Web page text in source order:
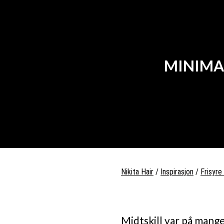
Nikita Hair / Inspirasjon /
Midtskill var på